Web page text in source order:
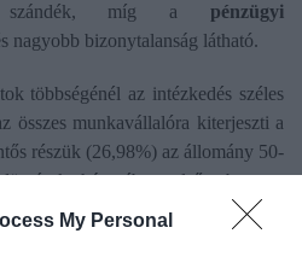
My Personal
míg a pénzügyi
nagyobb bizonytalanság látható.
többségénél az intézkedés széles
munkavállalóra kiterjeszti a
részük (26,98%) az állomány 50-
hátterében elsősorban az
kényszer, valamint a piaci